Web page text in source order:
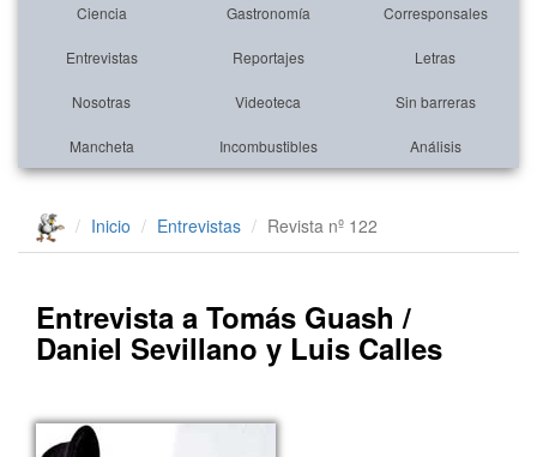
Ciencia Gastronomía Corresponsales
Entrevistas Reportajes Letras
Nosotras Videoteca Sin barreras
Mancheta Incombustibles Análisis
Inicio Entrevistas Revista nº 122
Entrevista a Tomás Guash /
Daniel Sevillano y Luis Calles